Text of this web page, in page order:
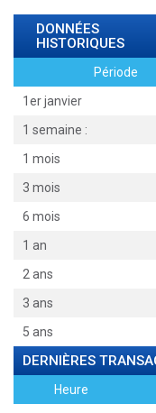
DONNÉES
HISTORIQUES
Période
1er janvier
1 semaine :
1 mois
3 mois
6 mois
1 an
2 ans
3 ans
5 ans
DERNIÈRES
Heure